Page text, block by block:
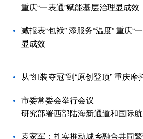
重庆“一表通”赋能基层治理显成效
减报表“包袱” 添服务“温度” 重庆“
显成效
从“组装夺冠”到“原创登顶” 重庆
市委常委会举行会议
研究部署西部陆海新通道和国际
袁家军：扎实推动城乡融合共同